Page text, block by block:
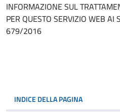
INFORMAZIONE SUL
PER QUESTO SERVIZIO WEB AI
679/2016
INDICE DELLA PAGINA